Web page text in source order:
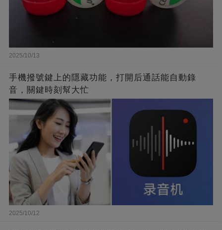
2025/10/13
手機撥號鍵上的隱藏功能，打開后通話能自動錄
音，關鍵時刻幫大忙
2025/10/12